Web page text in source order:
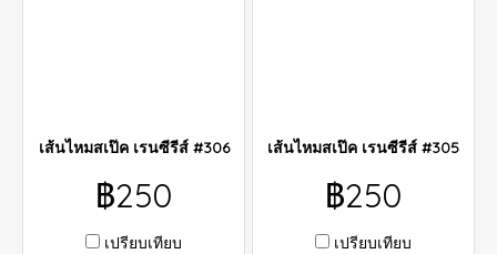
เส้นไหมสเป๊ค เรนซีรีส์ #306
฿250
เปรียบเทียบ
เส้นไหมสเป๊ค เรนซีรีส์ #305
฿250
เปรียบเทียบ